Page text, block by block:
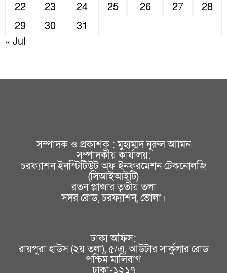
22
23 24 25 26 27
28
29
30
31
« Jul
সম্পাদক ও প্রকাশক : মুহাম্মদ নূরুল আমিন
সম্পাদকীয় কার্যালয়:
চরফ্যাশন ইনস্টিটিউট অফ ইনফরমেশন টেকনোলজি
(সিআইআইটি)
রতন প্লাজার তৃতীয় তলা
সদর রোড, চরফ্যাশন, ভোলা।
ঢাকা অফিস:
রায়পুরা হাউস (২য় তলা), ৫/এ, আউটার সার্কুলার রোড
পশ্চিম মালিবাগ